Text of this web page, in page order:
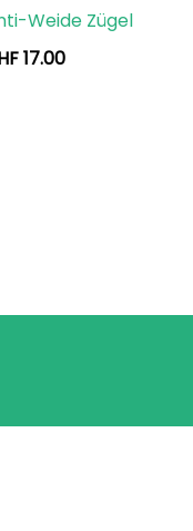
Weide Zügel
17.00